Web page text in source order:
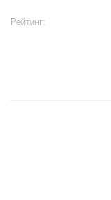
Рейтинг: